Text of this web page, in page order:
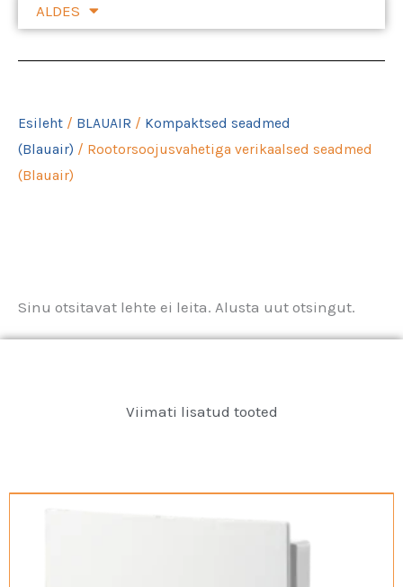
ALDES
Esileht / BLAUAIR / Kompaktsed seadmed
(Blauair) / Rootorsoojusvahetiga verikaalsed seadmed
(Blauair)
Sinu otsitavat lehte ei leita. Alusta uut otsingut.
Viimati lisatud tooted